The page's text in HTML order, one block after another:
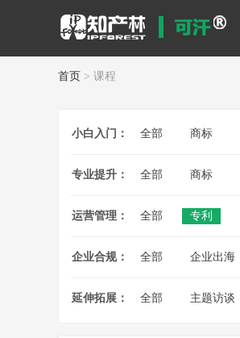
首页 > 课程
小白入门： 全部 商标
专业提升： 全部 商标
运营管理： 全部 专利
企业合规： 全部 企业出海
延伸拓展： 全部 主题访谈